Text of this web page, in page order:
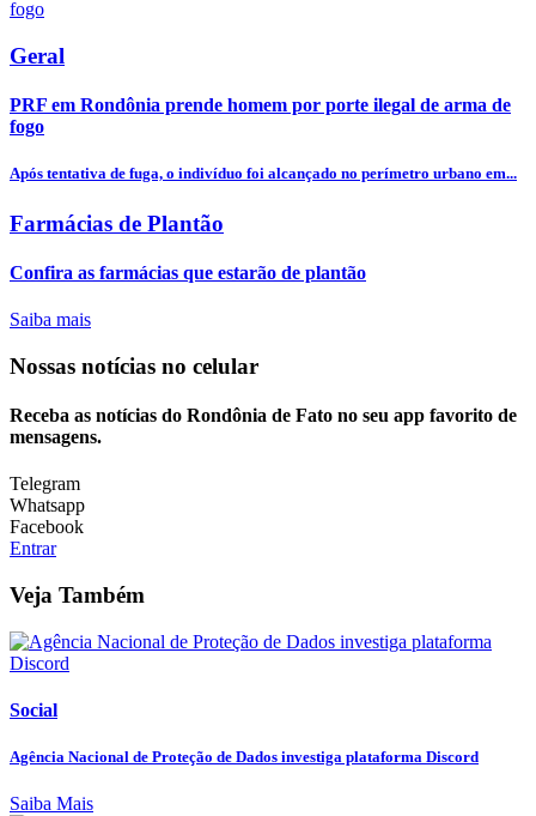
Geral
PRF em Rondônia prende homem por porte ilegal de arma de
fogo
Após tentativa de fuga, o indivíduo foi alcançado no perímetro urbano em...
Farmácias de Plantão
Confira as farmácias que estarão de plantão
Saiba mais
Nossas notícias no celular
Receba as notícias do Rondônia de Fato no seu app favorito de
mensagens.
Telegram
Whatsapp
Facebook
Entrar
Veja Também
Social
Agência Nacional de Proteção de Dados investiga plataforma Discord
Saiba Mais